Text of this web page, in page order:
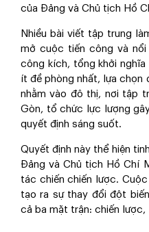
của Đảng và Chủ tịch Hồ
Nhiều bài viết tập trung
mở cuộc tiến công và nổi
công kích, tổng khởi
ít đề phòng nhất, lựa chọn
nhằm vào đô thị, nơi tập
Gòn, tổ chức lực lượng
quyết định sáng suốt.
Quyết định này thể hiện
Đảng và Chủ tịch Hồ Chí
tác chiến chiến lược.
tạo ra sự thay đổi đột
cả ba mặt trận: chiến